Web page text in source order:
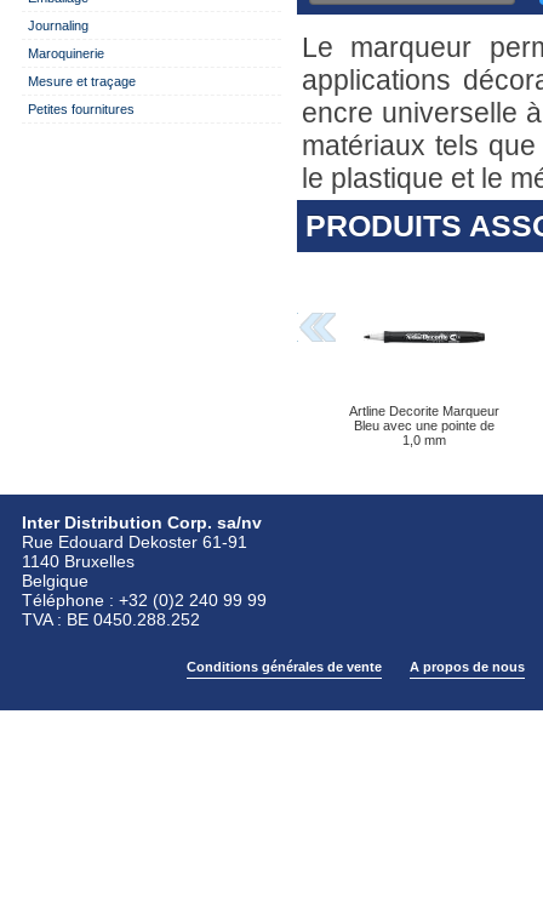
Journaling
Maroquinerie
Mesure et traçage
Petites fournitures
Le marqueur
applications
encre universelle
matériaux tels
le plastique et le
PRODUITS
Artline Decorite Marqueur
Bleu avec une pointe de
1,0 mm
Inter Distribution Corp. sa/nv
Rue Edouard Dekoster 61-91
1140 Bruxelles
Belgique
Téléphone : +32 (0)2 240 99 99
TVA : BE 0450.288.252
Conditions générales de vente A propos de nous